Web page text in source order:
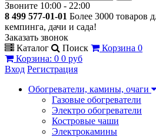
Звоните 10:00 - 22:00
8 499 577-01-01 Более 3000 товаров
кемпинга, дачи и сада!
Заказать звонок
Каталог
Поиск Корзина 0
Корзина: 0 0 руб
Вход Регистрация
Обогреватели, камины, очаги
Газовые обогреватели
Электро обогреватели
Костровые чаши
Электрокамины